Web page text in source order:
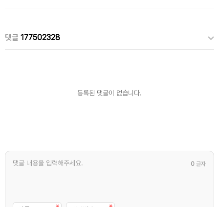
댓글 177502328
등록된 댓글이 없습니다.
0 글자